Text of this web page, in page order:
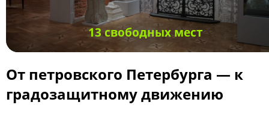
13 свободных мест
От петровского Петербурга — к
градозащитному движению